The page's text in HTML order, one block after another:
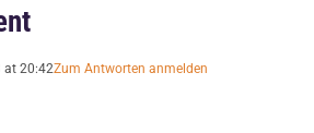
at 20:42Zum Antworten anmelden